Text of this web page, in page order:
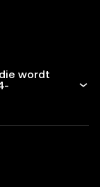
wordt